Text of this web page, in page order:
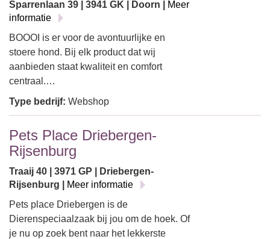
Sparrenlaan 39 | 3941 GK | Doorn |
Meer
informatie
BOOOI is er voor de avontuurlijke en
stoere hond. Bij elk product dat wij
aanbieden staat kwaliteit en comfort
centraal.…
Type bedrijf: Webshop
Pets Place Driebergen-
Rijsenburg
Traaij 40 | 3971 GP | Driebergen-
Rijsenburg |
Meer informatie
Pets place Driebergen is de
Dierenspeciaalzaak bij jou om de hoek. Of
je nu op zoek bent naar het lekkerste